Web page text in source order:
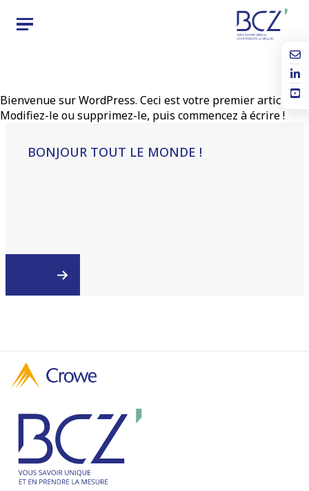
Bienvenue sur WordPress. Ceci est votre premier article.
Modifiez-le ou supprimez-le, puis commencez à écrire !
BONJOUR TOUT LE MONDE !